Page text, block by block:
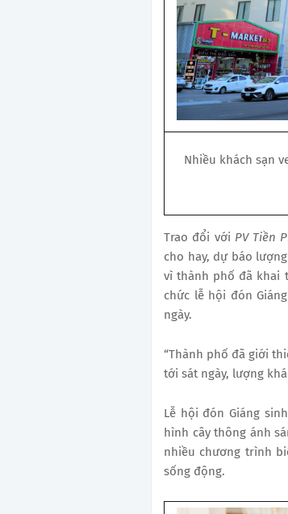
Nhiều khách sạn
Trao đổi với PV Tiền
cho hay, dự báo
vì thành phố đã khai
chức lễ hội đón
ngày.
“Thành phố đã giới
tới sát ngày, lượng
Lễ hội đón Giáng
hình cây thông ánh
nhiều chương trình
sống động.